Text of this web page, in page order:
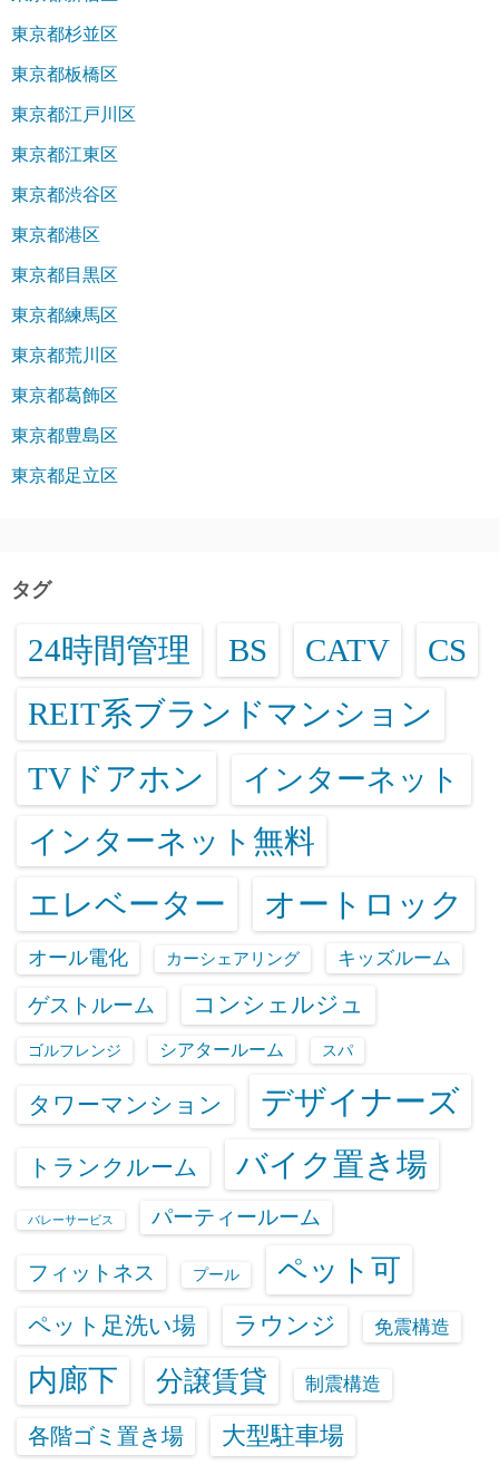
東京都杉並区
東京都板橋区
東京都江戸川区
東京都江東区
東京都渋谷区
東京都港区
東京都目黒区
東京都練馬区
東京都荒川区
東京都葛飾区
東京都豊島区
東京都足立区
タグ
24時間管理 BS CATV CS
REIT系ブランドマンション
TVドアホン インターネット
インターネット無料
エレベーター オートロック
オール電化 カーシェアリング キッズルーム
ゲストルーム コンシェルジュ
ゴルフレンジ シアタールーム スパ
タワーマンション デザイナーズ
トランクルーム バイク置き場
バレーサービス パーティールーム
フィットネス プール ペット可
ペット足洗い場 ラウンジ 免震構造
内廊下 分譲賃貸 制震構造
各階ゴミ置き場 大型駐車場